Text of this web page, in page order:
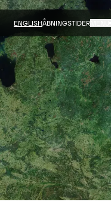
ENGLISHÅBNINGSTIDER